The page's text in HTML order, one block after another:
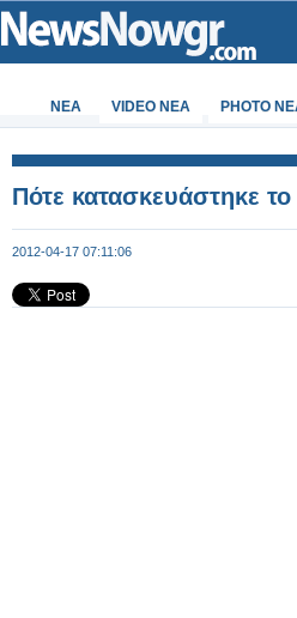
ΝΕΑ VIDEO NEA PHOTO
Πότε κατασκευάστηκε
2012-04-17 07:11:06